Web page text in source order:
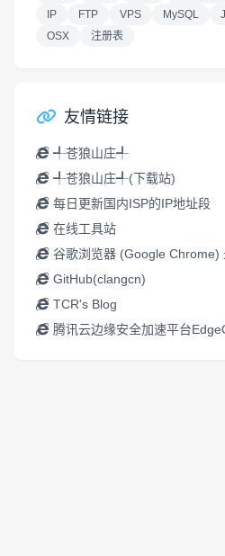
IP
FTP VPS MySQL
OSX
注册表
友情链接
╃苍狼山庄╃
╃苍狼山庄╃(下载站)
每日更新国内ISP的IP地址段
在线工具站
谷歌浏览器 (Google Chrome)
GitHub(clangcn)
TCR's Blog
腾讯云边缘安全加速平台